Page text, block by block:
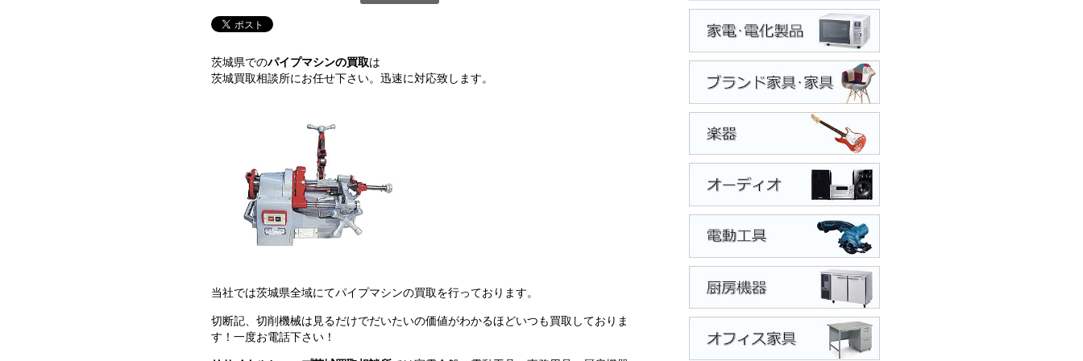
茨城県でのパイプマシンの買取は
茨城買取相談所にお任せ下さい。迅速に対応致します。
当社では茨城県全域にてパイプマシンの買取を行っております。
切断記、切削機械は見るだけでだいたいの価値がわかるほどいつも買取しておりま
す！一度お電話下さい！